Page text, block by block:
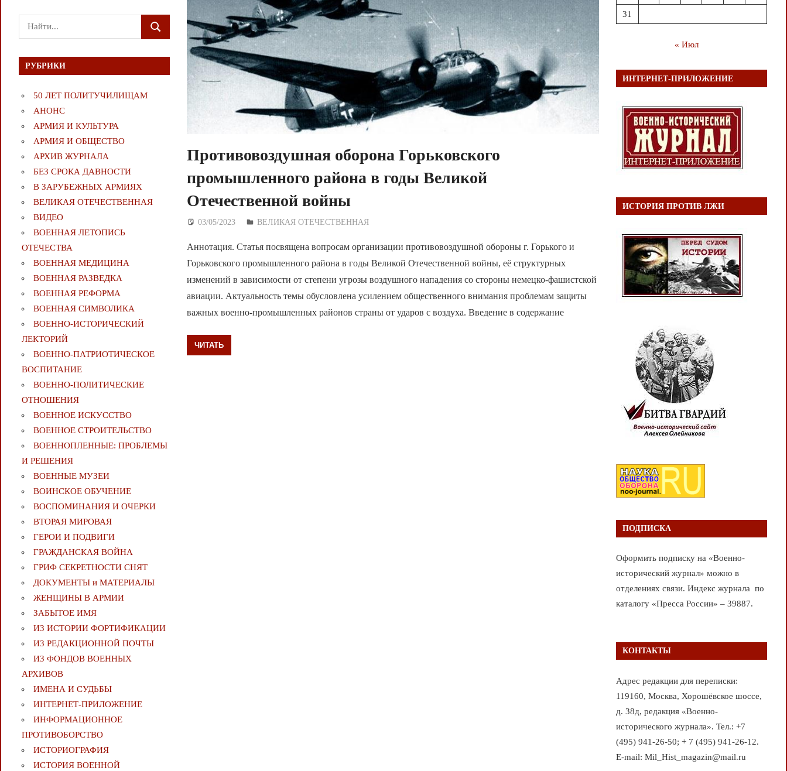
Противовоздушная оборона Горьковского
промышленного района в годы Великой
Отечественной войны
03/05/2023 Дежурный по Редакции
ВЕЛИКАЯ ОТЕЧЕСТВЕННАЯ
Аннотация. Статья посвящена вопросам организации противовоздушной обороны г. Горького и
Горьковского промышленного района в годы Великой Отечественной войны, её структурных
изменений в зависимости от степени угрозы воздушного нападения со стороны немецко-фашистской
авиации. Актуальность темы обусловлена усилением общественного внимания проблемам защиты
важных военно-промышленных районов страны от ударов с воздуха. Введение в содержание
ЧИТАТЬ
Поиск
для:
ПОИСК
РУБРИКИ
50 ЛЕТ ПОЛИТУЧИЛИЩАМ
АНОНС
АРМИЯ И КУЛЬТУРА
АРМИЯ И ОБЩЕСТВО
АРХИВ ЖУРНАЛА
БЕЗ СРОКА ДАВНОСТИ
В ЗАРУБЕЖНЫХ АРМИЯХ
ВЕЛИКАЯ ОТЕЧЕСТВЕННАЯ
ВИДЕО
ВОЕННАЯ ЛЕТОПИСЬ
ОТЕЧЕСТВА
ВОЕННАЯ МЕДИЦИНА
ВОЕННАЯ РАЗВЕДКА
ВОЕННАЯ РЕФОРМА
ВОЕННАЯ СИМВОЛИКА
ВОЕННО-ИСТОРИЧЕСКИЙ
ЛЕКТОРИЙ
ВОЕННО-ПАТРИОТИЧЕСКОЕ
ВОСПИТАНИЕ
ВОЕННО-ПОЛИТИЧЕСКИE
ОТНОШЕНИЯ
ВОЕННОЕ ИСКУССТВО
ВОЕННОЕ СТРОИТЕЛЬСТВО
ВОЕННОПЛЕННЫЕ: ПРОБЛЕМЫ
И РЕШЕНИЯ
ВОЕННЫЕ МУЗЕИ
ВОИНСКОЕ ОБУЧЕНИЕ
ВОСПОМИНАНИЯ И ОЧЕРКИ
ВТОРАЯ МИРОВАЯ
ГЕРОИ И ПОДВИГИ
ГРАЖДАНСКАЯ ВОЙНА
ГРИФ СЕКРЕТНОСТИ СНЯТ
ДОКУМЕНТЫ и МАТЕРИАЛЫ
ЖЕНЩИНЫ В АРМИИ
ЗАБЫТОЕ ИМЯ
ИЗ ИСТОРИИ ФОРТИФИКАЦИИ
ИЗ РЕДАКЦИОННОЙ ПОЧТЫ
ИЗ ФОНДОВ ВОЕННЫХ
АРХИВОВ
ИМЕНА И СУДЬБЫ
ИНТЕРНЕТ-ПРИЛОЖЕНИЕ
ИНФОРМАЦИОННОЕ
ПРОТИВОБОРСТВО
ИСТОРИОГРАФИЯ
ИСТОРИЯ ВОЕННОЙ
31
« Июл
ИНТЕРНЕТ-ПРИЛОЖЕНИЕ
ИСТОРИЯ ПРОТИВ ЛЖИ
ПОДПИСКА
Оформить подписку на «Военно-
исторический журнал» можно в
отделениях связи. Индекс журнала по
каталогу «Пресса России» – 39887.
КОНТАКТЫ
Адрес редакции для переписки:
119160, Москва, Хорошёвское шоссе,
д. 38д, редакция «Военно-
исторического журнала». Тел.: +7
(495) 941-26-50; + 7 (495) 941-26-12.
E-mail: Mil_Hist_magazin@mail.ru